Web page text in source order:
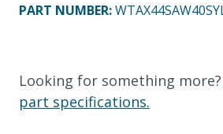
PART NUMBER:
Looking for something more?
part specifications.